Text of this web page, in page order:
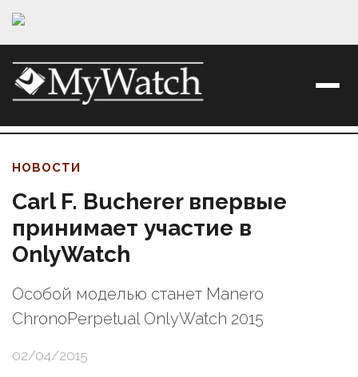
НОВОСТИ
Carl F. Bucherer впервые
принимает участие в
OnlyWatch
Особой моделью станет Manero
ChronoPerpetual OnlyWatch 2015
02/04/2015